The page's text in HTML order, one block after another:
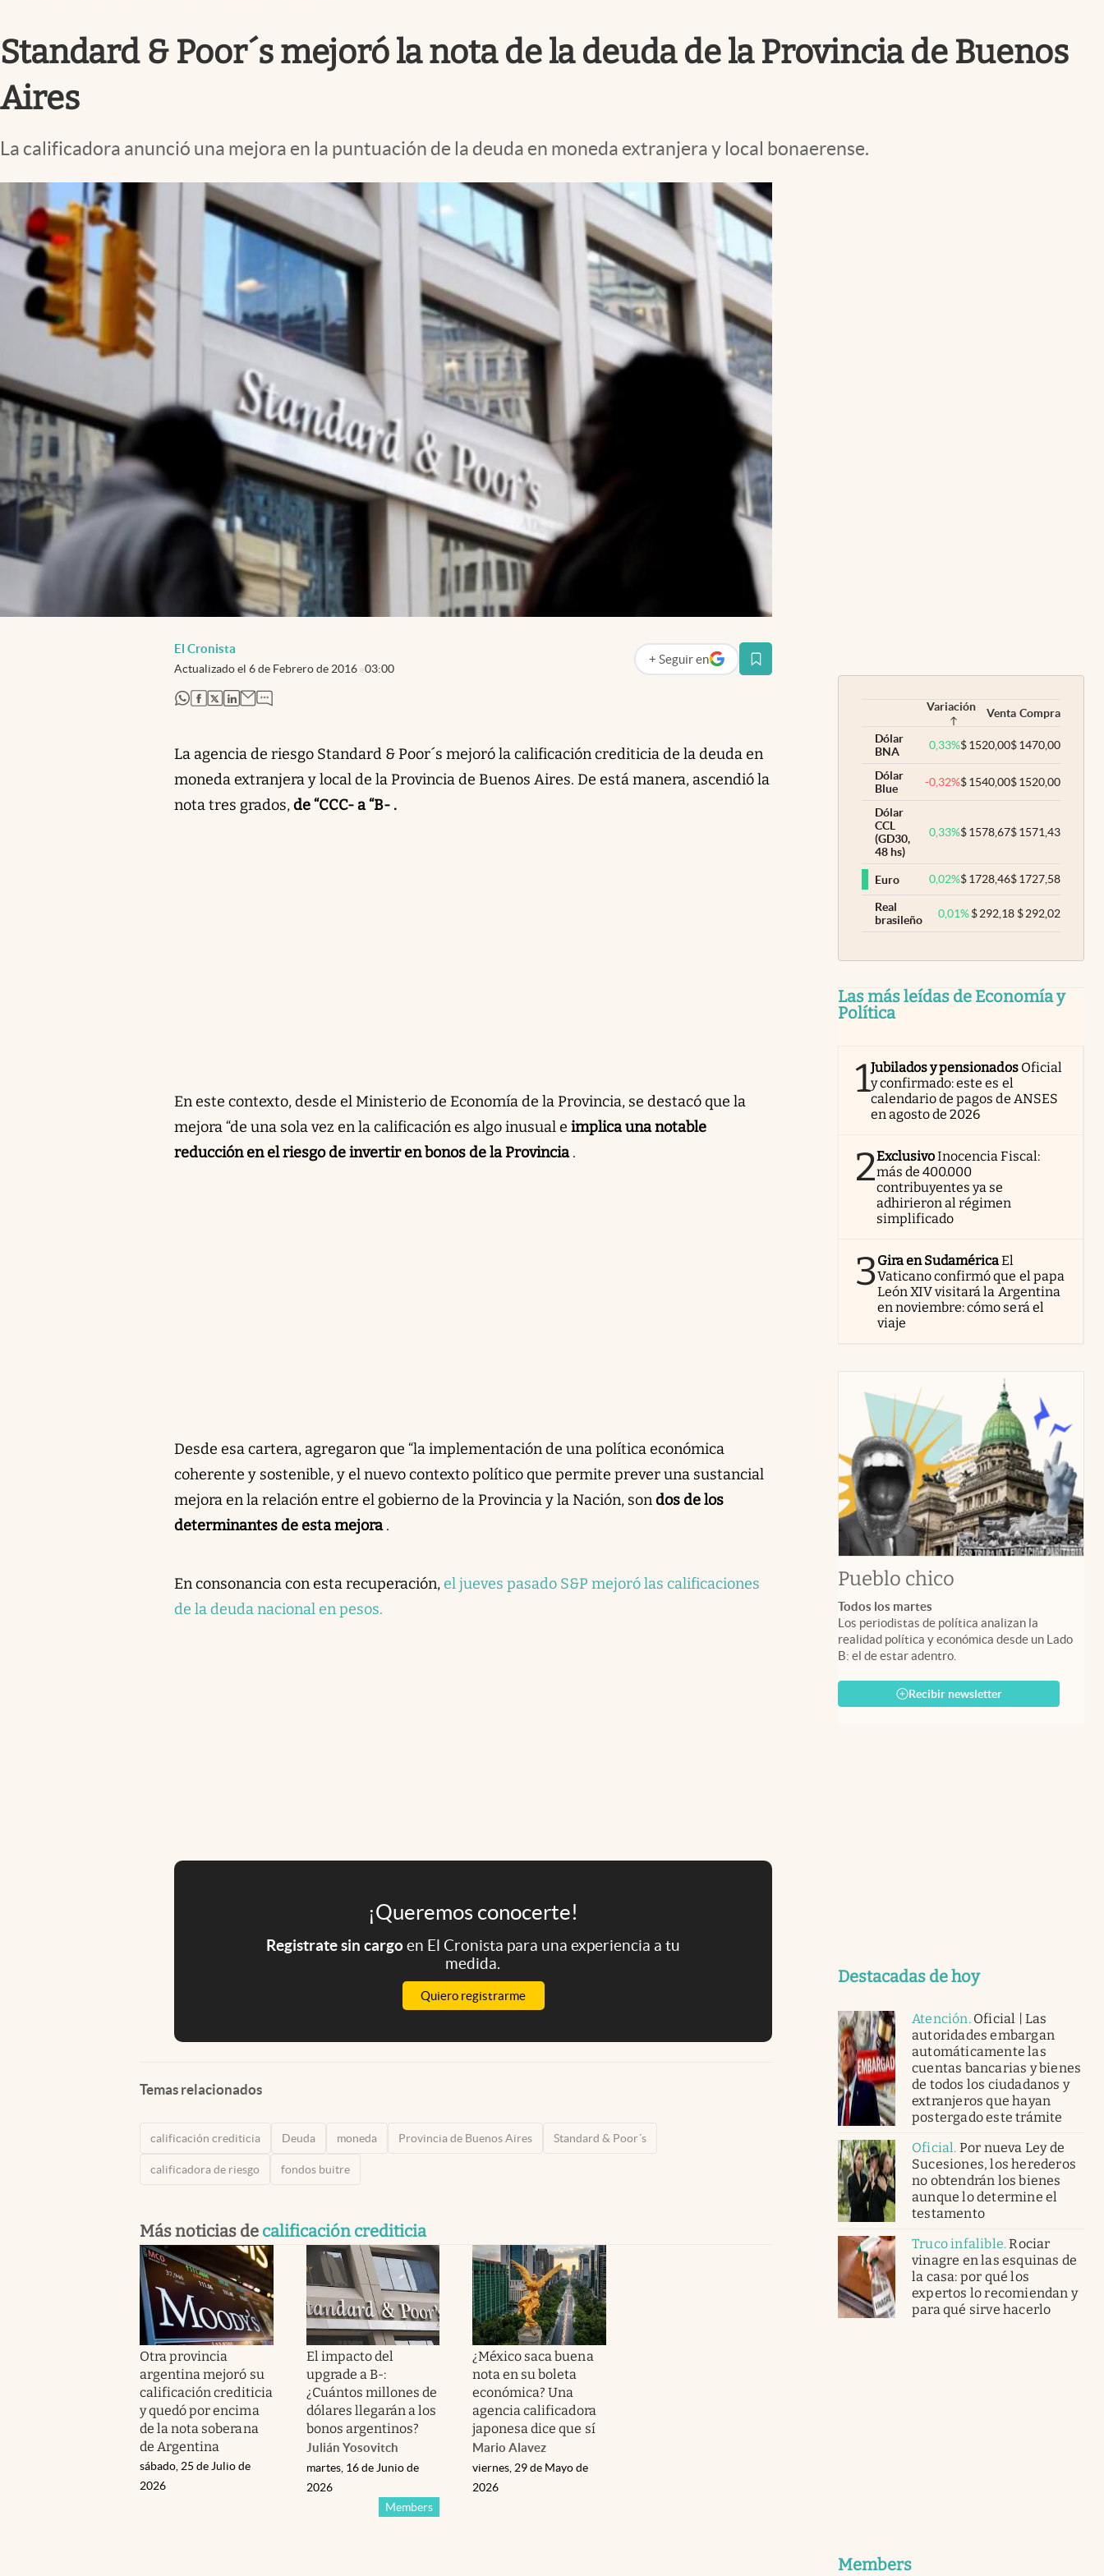
Clase
Mundial 2026
abre en nueva pestaña
Standard & Poor´s mejoró la nota de la deuda de la Provincia de Buenos
Aires
La calificadora anunció una mejora en la puntuación de la deuda en moneda extranjera y local bonaerense.
El Cronista
Actualizado el 6 de Febrero de 2016 03:00
+ Seguir en
abre en nueva pestaña
abre en nueva pestaña
abre en nueva pestaña
abre en nueva pestaña
abre en nueva pestaña
La agencia de riesgo Standard & Poor´s mejoró la calificación crediticia de la deuda en
moneda extranjera y local de la Provincia de Buenos Aires. De está manera, ascendió la
nota tres grados,de “CCC- a “B- .
En este contexto, desde el Ministerio de Economía de la Provincia, se destacó que la
mejora “de una sola vez en la calificación es algo inusual e implica una notable
reducción en el riesgo de invertir en bonos de la Provincia.
Desde esa cartera, agregaron que “la implementación de una política económica
coherente y sostenible, y el nuevo contexto político que permite prever una sustancial
mejora en la relación entre el gobierno de la Provincia y la Nación, sondos de los
determinantes de esta mejora.
En consonancia con esta recuperación, el jueves pasado S&P mejoró las calificaciones
de la deuda nacional en pesos.
¡Queremos conocerte!
Registrate sin cargoen El Cronista para una experiencia a tu
medida.
Quiero registrarme
Temas relacionados
calificación crediticia Deuda moneda Provincia de Buenos Aires Standard & Poor´s
calificadora de riesgo fondos buitre
Más noticias de calificación crediticia
Otra provincia
argentina mejoró su
calificación crediticia
y quedó por encima
de la nota soberana
de Argentina
sábado, 25 de Julio de
2026
El impacto del
upgrade a B-:
¿Cuántos millones de
dólares llegarán a los
bonos argentinos?
Julián Yosovitch
Members
martes, 16 de Junio de
2026
¿México saca buena
nota en su boleta
económica? Una
agencia calificadora
japonesa dice que sí
Mario Alavez
viernes, 29 de Mayo de
2026
Variación Venta Compra
Dólar
BNA
0,33%$1520,00$1470,00
Dólar
Blue
-0,32%$1540,00$1520,00
Dólar
CCL
(GD30,
48 hs)
0,33%$1578,67$1571,43
Euro 0,02%$1728,46$1727,58
Real
brasileño
0,01% $292,18 $292,02
Las más leídas de Economía y
Política
1Jubilados y pensionados Oficial
y confirmado: este es el
calendario de pagos de ANSES
en agosto de 2026
2ExclusivoInocencia Fiscal:
más de 400.000
contribuyentes ya se
adhirieron al régimen
simplificado
3Gira en SudaméricaEl
Vaticano confirmó que el papa
León XIV visitará la Argentina
en noviembre: cómo será el
viaje
Pueblo chico
Todos los martes
Los periodistas de política analizan la
realidad política y económica desde un Lado
B: el de estar adentro.
Recibir newsletter
Destacadas de hoy
Atención. Oficial | Las
autoridades embargan
automáticamente las
cuentas bancarias y bienes
de todos los ciudadanos y
extranjeros que hayan
postergado este trámite
Oficial. Por nueva Ley de
Sucesiones, los herederos
no obtendrán los bienes
aunque lo determine el
testamento
Truco infalible.Rociar
vinagre en las esquinas de
la casa: por qué los
expertos lo recomiendan y
para qué sirve hacerlo
Members